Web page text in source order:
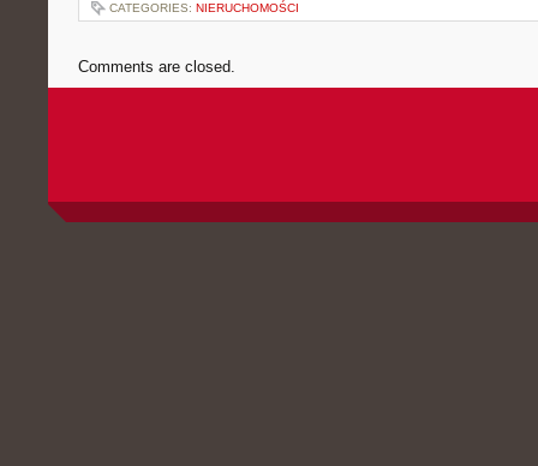
CATEGORIES: NIERUCHOMOŚCI
Comments are closed.